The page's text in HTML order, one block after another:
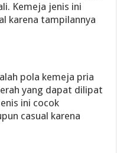
Kemeja jenis ini
karena tampilannya
pola kemeja pria
yang dapat dilipat
ini cocok
casual karena